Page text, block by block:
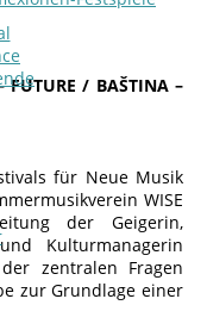
FUTURE / BAŠTINA –
für Neue Musik
WISE
der Geigerin,
Kulturmanagerin
zentralen Fragen
zur Grundlage einer